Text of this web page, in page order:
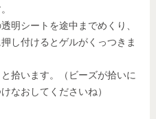
明シートを途中までめくり、
し付けるとゲルがくっつきま
拾います。（ビーズが拾いに
なおしてくださいね）